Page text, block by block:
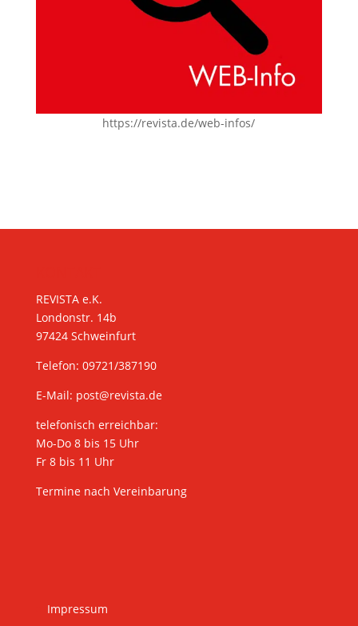
https://revista.de/web-infos/
REVISTA e.K.
Londonstr. 14b
97424 Schweinfurt
Telefon: 09721/387190
E-Mail: post@revista.de
telefonisch erreichbar:
Mo-Do 8 bis 15 Uhr
Fr 8 bis 11 Uhr
Termine nach Vereinbarung
Impressum